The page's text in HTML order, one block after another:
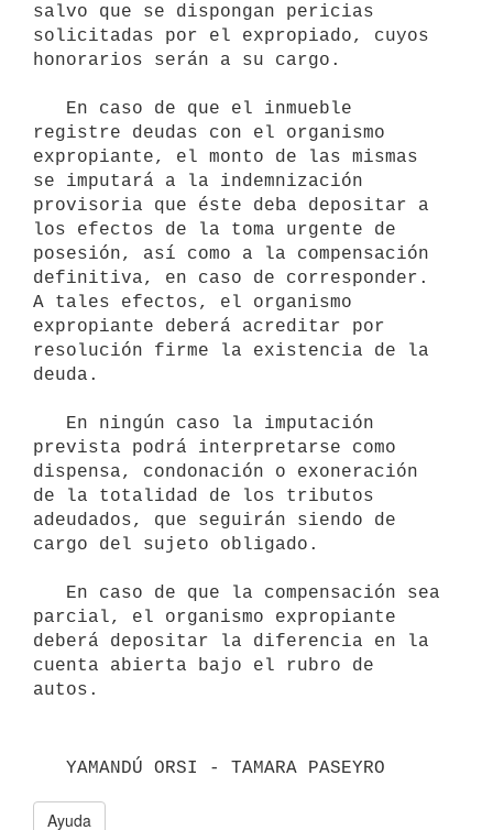
salvo que se dispongan pericias
solicitadas por el expropiado, cuyos
honorarios serán a su cargo.
registre deudas con el organismo
expropiante, el monto de las mismas
se imputará a la indemnización
provisoria que éste deba depositar a
los efectos de la toma urgente de
posesión, así como a la compensación
definitiva, en caso de corresponder.
A tales efectos, el organismo
expropiante deberá acreditar por
resolución firme la existencia de la
deuda.
prevista podrá interpretarse como
dispensa, condonación o exoneración
de la totalidad de los tributos
adeudados, que seguirán siendo de
cargo del sujeto obligado.
parcial, el organismo expropiante
deberá depositar la diferencia en la
cuenta abierta bajo el rubro de
Ayuda